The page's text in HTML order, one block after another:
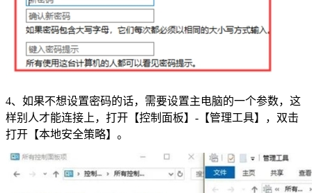
4、如果不想设置密码的话，需要设置主电脑的一个参数，这
样别人才能连接上，打开【控制面板】-【管理工具】，双击
打开【本地安全策略】。